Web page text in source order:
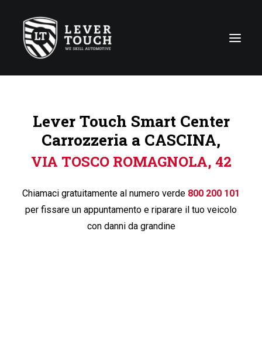
Linee di servizio
Carrozzerie
Chi siamo
News
Contattaci
Lever Touch Smart Center
Carrozzeria a CASCINA,
VIA TOSCO ROMAGNOLA, 42
Chiamaci gratuitamente al numero verde 800 200 101
per fissare un appuntamento e riparare il tuo veicolo
con danni da grandine